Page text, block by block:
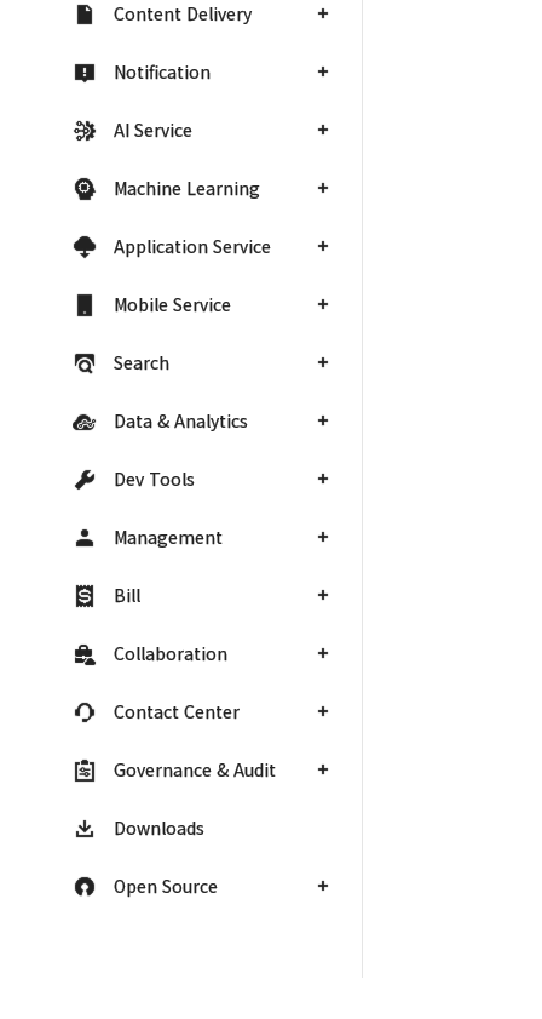
Content Delivery
Notification
AI Service
Machine Learning
Application Service
Mobile Service
Search
Data & Analytics
Dev Tools
Management
Bill
Collaboration
Contact Center
Governance & Audit
Downloads
Open Source